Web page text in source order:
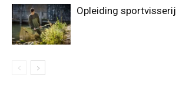
Opleiding sportvisserij